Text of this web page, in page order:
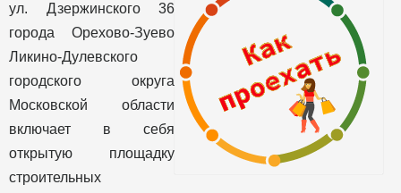
ул. Дзержинского 36
города Орехово-Зуево
Ликино-Дулевского
городского округа
Московской области
включает в себя
открытую площадку
строительных